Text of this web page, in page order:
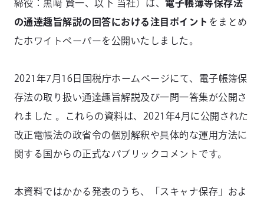
締役：黒﨑 賢一、以下 当社）は、 電子帳簿等保存法
の通達趣旨解説の回答における注目ポイント をまとめ
たホワイトペーパーを公開いたしました。
2021年7⽉16⽇国税庁ホームページにて、電⼦帳簿保
存法の取り扱い通達趣旨解説及び⼀問⼀答集が公開さ
れました 。これらの資料は、2021年4⽉に公開された
改正電帳法の政省令の個別解釈や具体的な運⽤⽅法に
関する国からの正式なパブリックコメントです。
本資料ではかかる発表のうち、「スキャナ保存」およ